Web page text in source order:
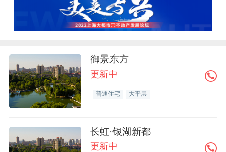
御景东方
更新中
普通住宅 大平层
长虹·银湖新都
更新中